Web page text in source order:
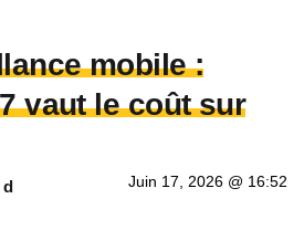
mobile :
vaut le coût sur
Juin 17, 2026 @ 16:52